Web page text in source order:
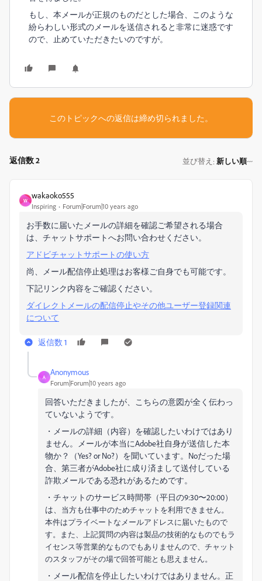
もし、本メールが正規のものだとした場合、このような
紛らわしい形式のメールを送信されると非常に迷惑です
ので、止めていただきたいのですが。
このトピックへの返信は締め切られました。
返信数 2 並び替え : 新しい順
W
wakaoko555
Inspiring Forum|Forum|10 years ago
お手数に届いたメールの詳細を確認ご希望される場合
は、チャットサポートへお問い合わせください。
アドビチャットサポートの使い方
尚、メール配信停止処理はお客様ご自身でも可能です。
下記リンク内容をご確認ください。
ダイレクトメールの配信停止やその他ユーザー登録関連
について
返信数 1
A
Anonymous
Forum|Forum|10 years ago
回答いただきましたが、こちらの意図が全く伝わっ
ていないようです。
・メールの詳細（内容）を確認したいわけではあり
ません。メールが本当にAdobe社自身が送信した本
物か？（Yes? or No?）を聞いています。Noだった場
合、第三者がAdobe社に成り済まして送付している
詐欺メールである恐れがあるためです。
・チャットのサービス時間帯（平日の9:30〜20:00）
は、 当方も仕事中のためチャットを利用できません。
本件はプライベートなメールアドレスに届いたもので
す。また、上記質問の内容は製品の技術的なものでもラ
イセンス等営業的なものでもありませんので、チャット
のスタッフがその場で回答可能とも思えません。
・メール配信を停止したいわけではありません。正